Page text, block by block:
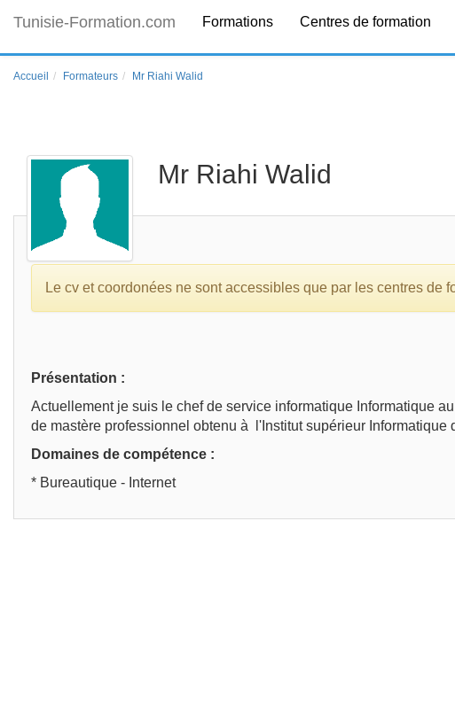
Tunisie-Formation.com Formations Centres de formation
Accueil Formateurs Mr Riahi Walid
Mr Riahi Walid
Le cv et coordonées ne sont accessibles que par les centres de
Présentation :
Actuellement je suis le chef de service informatique Informatique
de mastère professionnel obtenu à l'Institut supérieur Informatique
Domaines de compétence :
* Bureautique - Internet